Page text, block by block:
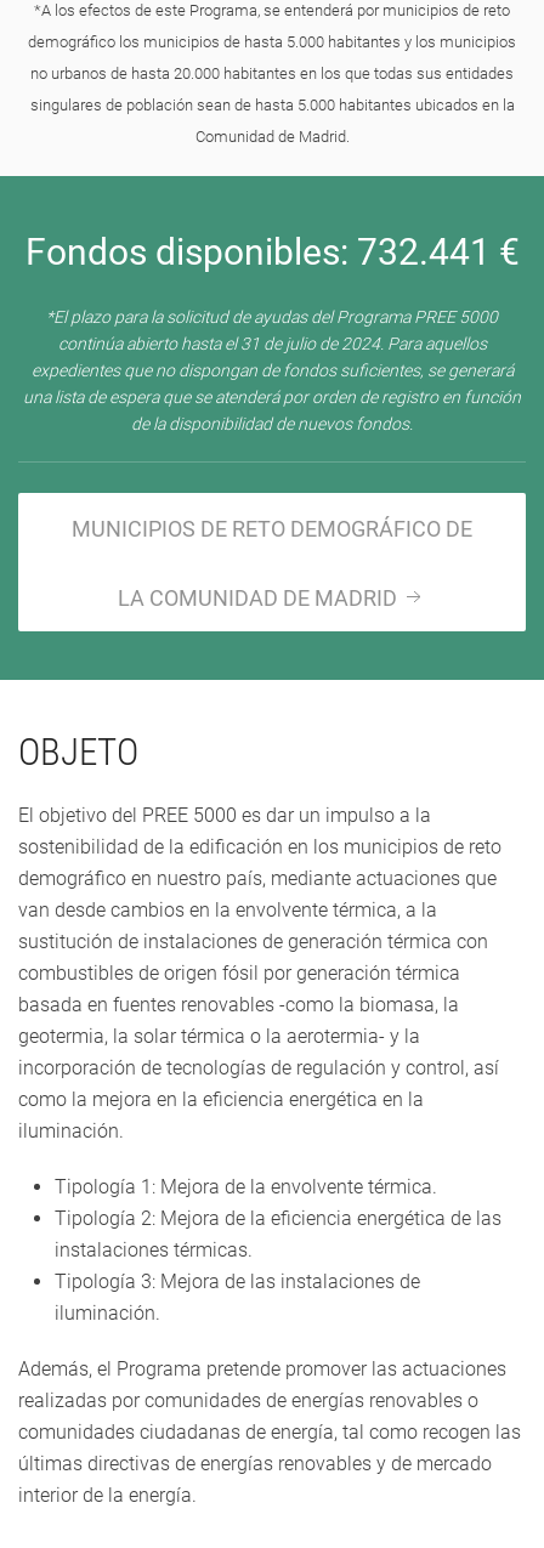
*A los efectos de este Programa, se entenderá por municipios de reto
demográfico los municipios de hasta 5.000 habitantes y los municipios
no urbanos de hasta 20.000 habitantes en los que todas sus entidades
singulares de población sean de hasta 5.000 habitantes ubicados en la
Comunidad de Madrid.
Fondos disponibles: 732.441 €
*El plazo para la solicitud de ayudas del Programa PREE 5000
continúa abierto hasta el 31 de julio de 2024. Para aquellos
expedientes que no dispongan de fondos suficientes, se generará
una lista de espera que se atenderá por orden de registro en función
de la disponibilidad de nuevos fondos.
MUNICIPIOS DE RETO DEMOGRÁFICO DE
LA COMUNIDAD DE MADRID
OBJETO
El objetivo del PREE 5000 es dar un impulso a la
sostenibilidad de la edificación en los municipios de reto
demográfico en nuestro país, mediante actuaciones que
van desde cambios en la envolvente térmica, a la
sustitución de instalaciones de generación térmica con
combustibles de origen fósil por generación térmica
basada en fuentes renovables -como la biomasa, la
geotermia, la solar térmica o la aerotermia- y la
incorporación de tecnologías de regulación y control, así
como la mejora en la eficiencia energética en la
iluminación.
Tipología 1: Mejora de la envolvente térmica.
Tipología 2: Mejora de la eficiencia energética de las
instalaciones térmicas.
Tipología 3: Mejora de las instalaciones de
iluminación.
Además, el Programa pretende promover las actuaciones
realizadas por comunidades de energías renovables o
comunidades ciudadanas de energía, tal como recogen las
últimas directivas de energías renovables y de mercado
interior de la energía.